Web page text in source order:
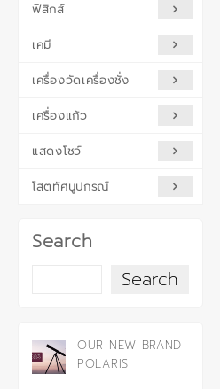
ฟิสิกส์
เคมี
เครื่องวัดเครื่องชั่ง
เครื่องแก้ว
แสดงโชว์
โสตทัศนูปกรณ์
Search
Search
OUR NEW BRAND
POLARIS